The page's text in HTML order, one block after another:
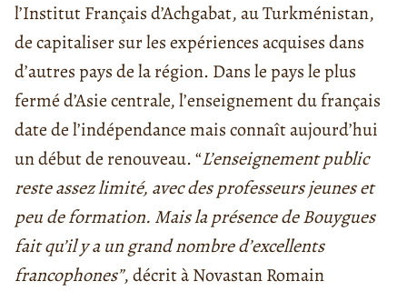
l’Institut Français d’Achgabat, au Turkménistan,
de capitaliser sur les expériences acquises dans
d’autres pays de la région. Dans le pays le plus
fermé d’Asie centrale, l’enseignement du français
date de l’indépendance mais connaît aujourd’hui
un début de renouveau. “L’enseignement public
reste assez limité, avec des professeurs jeunes et
peu de formation. Mais la présence de Bouygues
fait qu’il y a un grand nombre d’excellents
francophones”, décrit à Novastan Romain